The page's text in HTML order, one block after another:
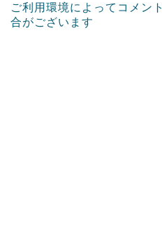
ご利用環境によってコメン
合がございます